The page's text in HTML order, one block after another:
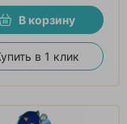
В корзину
в 1 клик